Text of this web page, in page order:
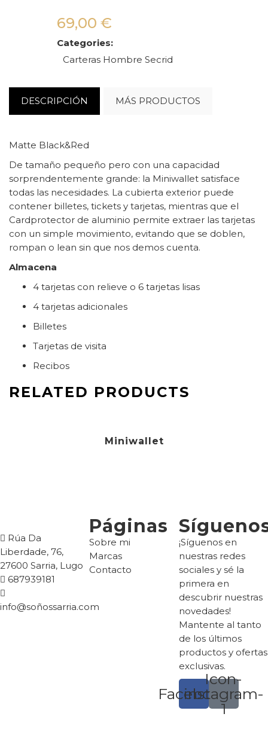
69,00 €
Categories:
Carteras Hombre Secrid
DESCRIPCIÓN MÁS PRODUCTOS
Matte Black&Red
De tamaño pequeño pero con una capacidad
sorprendentemente grande: la Miniwallet satisface
todas las necesidades. La cubierta exterior puede
contener billetes, tickets y tarjetas, mientras que el
Cardprotector de aluminio permite extraer las tarjetas
con un simple movimiento, evitando que se doblen,
rompan o lean sin que nos demos cuenta.
Almacena
4 tarjetas con relieve o 6 tarjetas lisas
4 tarjetas adicionales
Billetes
Tarjetas de visita
Recibos
RELATED PRODUCTS
Miniwallet
Rúa Da
Liberdade, 76,
27600 Sarria, Lugo
687939181
info@soñossarria.com
Páginas
Sobre mi
Marcas
Contacto
¡Síguenos en
nuestras redes
sociales y sé la
primera en
descubrir nuestras
novedades!
Mantente al tanto
de los últimos
productos y ofertas
exclusivas.
Facebook
Icon-
instagram-
1